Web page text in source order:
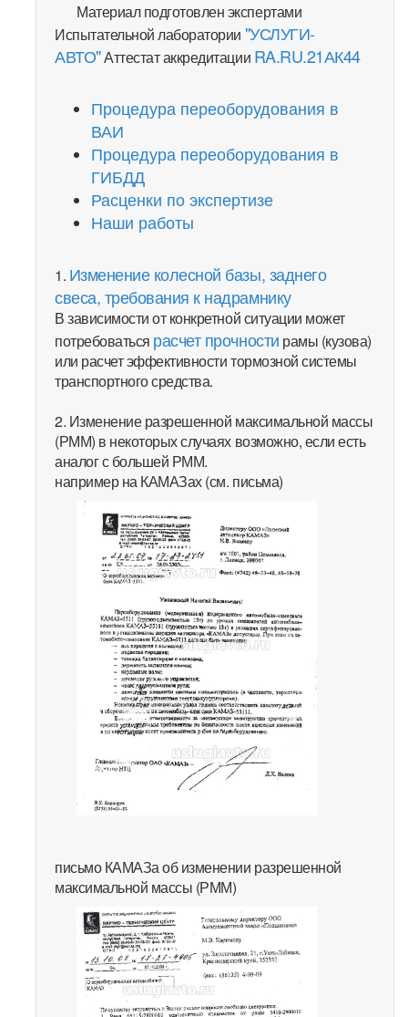
Материал подготовлен экспертами
Испытательной лаборатории "УСЛУГИ-
АВТО"Аттестат аккредитации RA.RU.21АК44
Процедура переоборудования в
ВАИ
Процедура переоборудования в
ГИБДД
Расценки по экспертизе
Наши работы
1. Изменение колесной базы, заднего
свеса, требования к надрамнику
В зависимости от конкретной ситуации может
потребоваться расчет прочности рамы (кузова)
или расчет эффективности тормозной системы
транспортного средства.
2. Изменение разрешенной максимальной массы
(РММ) в некоторых случаях возможно, если есть
аналог с большей РММ.
например на КАМАЗах (см. письма)
письмо КАМАЗа об изменении разрешенной
максимальной массы (РММ)